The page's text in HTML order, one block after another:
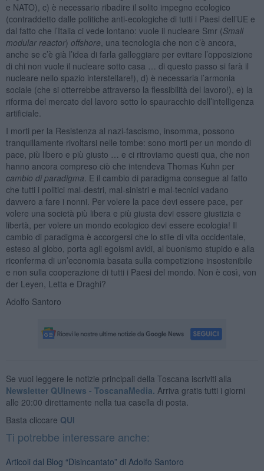
e NATO), c) è necessario ribadire il solito impegno ecologico
(contraddetto dalle politiche anti-ecologiche di tutti i Paesi dell’UE e
dal fatto che l’Italia ci vede lontano: vuole il nucleare Smr (Small
modular reactor) offshore , una tecnologia che non c’è ancora,
anche se c’è già l’idea di farla galleggiare per evitare l’opposizione
di chi non vuole il nucleare sotto casa … di questo passo si farà il
nucleare nello spazio interstellare!), d) è necessaria l’armonia
sociale (che si otterrebbe attraverso la flessibilità del lavoro!), e) la
riforma del mercato del lavoro sotto lo spauracchio dell’intelligenza
artificiale.
I morti per la Resistenza al nazi-fascismo, insomma, possono
tranquillamente rivoltarsi nelle tombe: sono morti per un mondo di
pace, più libero e più giusto … e ci ritroviamo questi qua, che non
hanno ancora compreso ciò che intendeva Thomas Kuhn per
cambio di paradigma . E il cambio di paradigma consegue al fatto
che tutti i politici mal-destri, mal-sinistri e mal-tecnici vadano
davvero a fare i nonni. Per volere la pace devi essere pace, per
volere una società più libera e più giusta devi essere giustizia e
libertà, per volere un mondo ecologico devi essere ecologia! Il
cambio di paradigma è accorgersi che lo stile di vita occidentale,
esteso al globo, porta agli egoismi avidi, al buonismo stupido e alla
riconferma di un’economia basata sulla competizione insostenibile
e non sulla cooperazione di tutti i Paesi del mondo. Non è così, von
der Leyen, Letta e Draghi?
Adolfo Santoro
Se vuoi leggere le notizie principali della Toscana iscriviti alla
Newsletter QUInews - ToscanaMedia. Arriva gratis tutti i giorni
alle 20:00 direttamente nella tua casella di posta.
Basta cliccare QUI
Ti potrebbe interessare anche:
Articoli dal Blog “Disincantato” di Adolfo Santoro